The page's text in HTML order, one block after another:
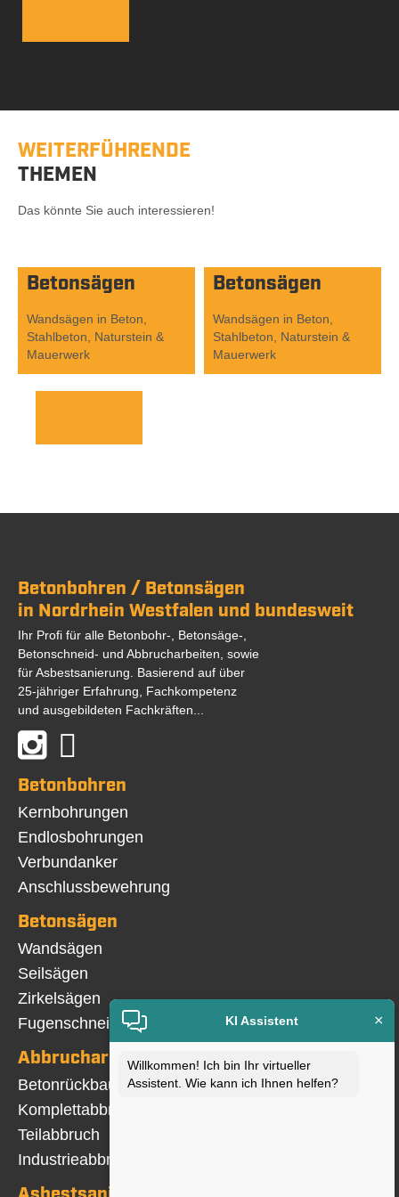
WEITERFÜHRENDE
THEMEN
Das könnte Sie auch interessieren!
Betonsägen
Wandsägen in Beton,
Stahlbeton, Naturstein &
Mauerwerk
Betonsägen
Wandsägen in Beton,
Stahlbeton, Naturstein &
Mauerwerk
Betonbohren / Betonsägen
in Nordrhein Westfalen und bundesweit
Ihr Profi für alle Betonbohr-, Betonsäge-,
Betonschneid- und Abbrucharbeiten, sowie
für Asbestsanierung. Basierend auf über
25-jähriger Erfahrung, Fachkompetenz
und ausgebildeten Fachkräften...
Betonbohren
Navigation
überspringen
Kernbohrungen
Endlosbohrungen
Verbundanker
Anschlussbewehrung
Betonsägen
Navigation
überspringen
Wandsägen
Seilsägen
Zirkelsägen
Fugenschneiden
Abbrucharbeiten
Navigation
überspringen
Betonrückbau
Komplettabbruch
Teilabbruch
Industrieabbruch
KI Assistent ×
Willkommen! Ich bin Ihr virtueller
Assistent. Wie kann ich Ihnen helfen?